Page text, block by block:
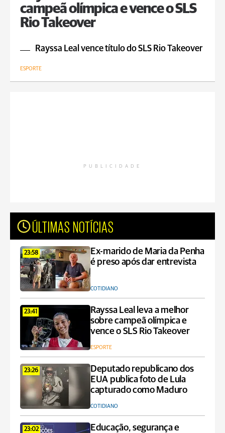
campeã olímpica e vence o SLS
Rio Takeover
Rayssa Leal vence título do SLS Rio Takeover
ESPORTE
PUBLICIDADE
ÚLTIMAS NOTÍCIAS
23:58
Ex-marido de Maria da Penha
é preso após dar entrevista
COTIDIANO
23:41
Rayssa Leal leva a melhor
sobre campeã olímpica e
vence o SLS Rio Takeover
ESPORTE
23:26
Deputado republicano dos
EUA publica foto de Lula
capturado como Maduro
COTIDIANO
23:02
Educação, segurança e